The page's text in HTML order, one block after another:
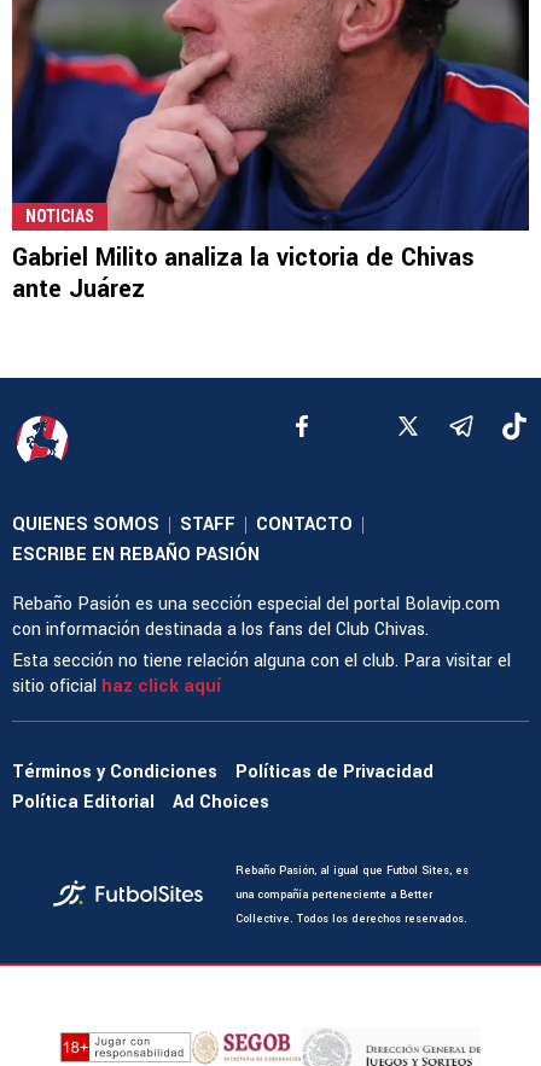
NOTICIAS
Gabriel Milito analiza la victoria de Chivas
ante Juárez
QUIENES SOMOS | STAFF | CONTACTO |
ESCRIBE EN REBAÑO PASIÓN
Rebaño Pasión es una sección especial del portal Bolavip.com
con información destinada a los fans del Club Chivas.
Esta sección no tiene relación alguna con el club. Para visitar el
sitio oficial haz click aquí
Términos y Condiciones
Políticas de Privacidad
Política Editorial
Ad Choices
Rebaño Pasión, al igual que Futbol Sites, es
una compañía perteneciente a Better
Collective. Todos los derechos reservados.